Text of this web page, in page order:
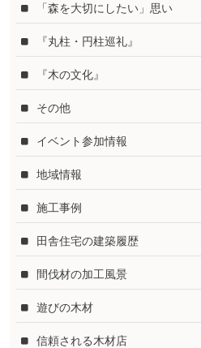
「森を大切にしたい」思い
『丸柱・円柱巡礼』
『木の文化』
その他
イベント参加情報
地域情報
施工事例
田舎住宅の建築履歴
間伐材の加工風景
遊びの木材
信頼される木材店